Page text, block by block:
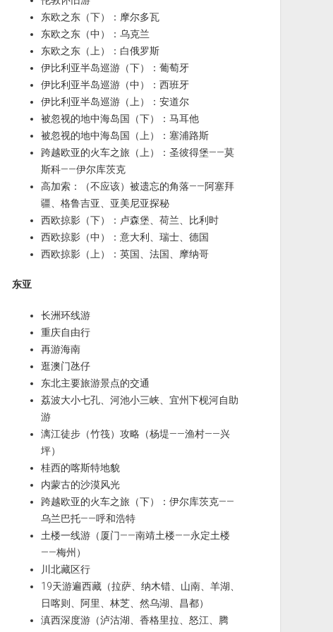
东欧之东（下）：摩尔多瓦
东欧之东（中）：乌克兰
东欧之东（上）：白俄罗斯
伊比利亚半岛巡游（下）：葡萄牙
伊比利亚半岛巡游（中）：西班牙
伊比利亚半岛巡游（上）：安道尔
被忽视的地中海岛国（下）：马耳他
被忽视的地中海岛国（上）：塞浦路斯
跨越欧亚的火车之旅（上）：圣彼得堡——莫
斯科——伊尔库茨克
高加索：（不应该）被遗忘的角落——阿塞拜
疆、格鲁吉亚、亚美尼亚探秘
西欧掠影（下）：卢森堡、荷兰、比利时
西欧掠影（中）：意大利、瑞士、德国
西欧掠影（上）：英国、法国、摩纳哥
东亚
长洲环线游
重庆自由行
再游海南
逛澳门氹仔
东北主要旅游景点的交通
荔波大小七孔、河池小三峡、宜州下枧河自助
游
漓江徒步（竹筏）攻略（杨堤——渔村——兴
坪）
桂西的喀斯特地貌
内蒙古的沙漠风光
跨越欧亚的火车之旅（下）：伊尔库茨克——
乌兰巴托——呼和浩特
土楼一线游（厦门——南靖土楼——永定土楼
——梅州）
川北藏区行
19天游遍西藏（拉萨、纳木错、山南、羊湖、
日喀则、阿里、林芝、然乌湖、昌都）
滇西深度游（泸沽湖、香格里拉、怒江、腾